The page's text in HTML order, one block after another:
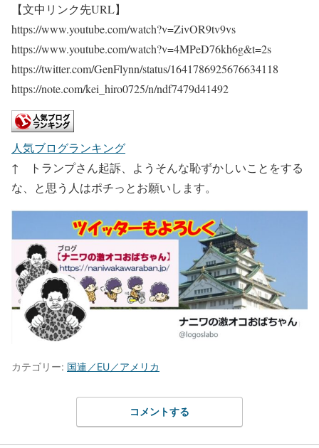
【文中リンク先URL】
https://www.youtube.com/watch?v=ZivOR9tv9vs
https://www.youtube.com/watch?v=4MPeD76kh6g&t=2s
https://twitter.com/GenFlynn/status/1641786925676634118
https://note.com/kei_hiro0725/n/ndf7479d41492
人気ブログランキング
↑ トランプさん起訴、ようそんな恥ずかしいことをする
な、と思う人はポチっとお願いします。
カテゴリー: 国連／EU／アメリカ
コメントする